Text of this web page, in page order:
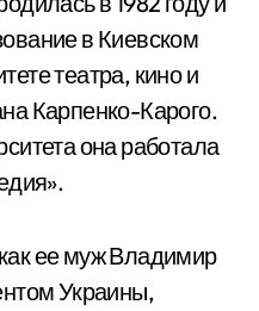
в Киевском
театра, кино и
Карпенко-Карого.
она работала
ее муж Владимир
Украины,